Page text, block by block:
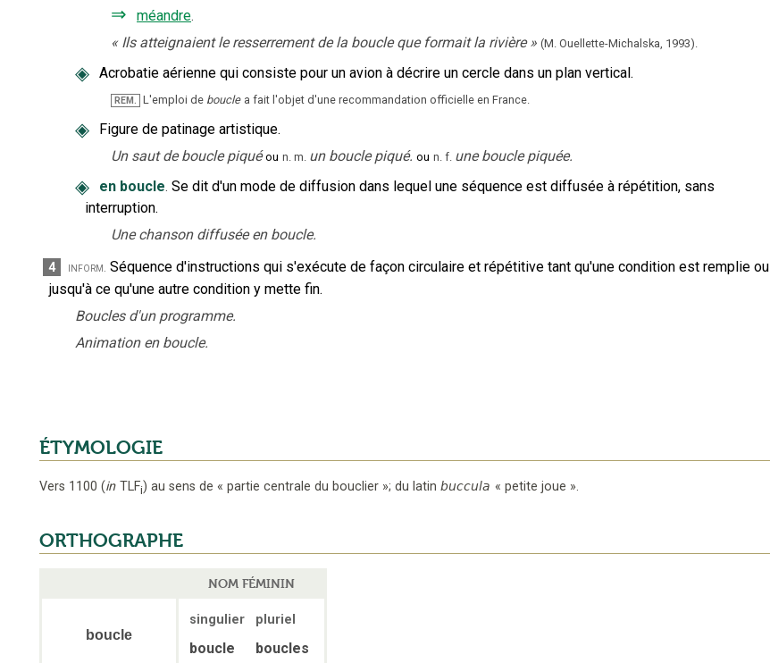
⇒ méandre.
« Ils atteignaient le resserrement de la boucle que formait la rivière » (M. Ouellette-Michalska, 1993).
◈ Acrobatie aérienne qui consiste pour un avion à décrire un cercle dans un plan vertical.
REM. L'emploi de boucle a fait l'objet d'une recommandation officielle en France.
◈
Figure de patinage artistique.
Un saut de boucle piqué ou n. m. un boucle piqué. ou n. f. une boucle piquée.
◈ en boucle. Se dit d'un mode de diffusion dans lequel une séquence est diffusée à répétition, sans
interruption.
Une chanson diffusée en boucle.
4 inform. Séquence d'instructions qui s'exécute de façon circulaire et répétitive tant qu'une condition est remplie ou
jusqu'à ce qu'une autre condition y mette fin.
Boucles d'un programme.
Animation en boucle.
ÉTYMOLOGIE
Vers 1100 (in TLFi) au sens de « partie centrale du bouclier »; du latin buccula « petite joue ».
ORTHOGRAPHE
NOM FÉMININ
boucle
singulier pluriel
boucle boucles